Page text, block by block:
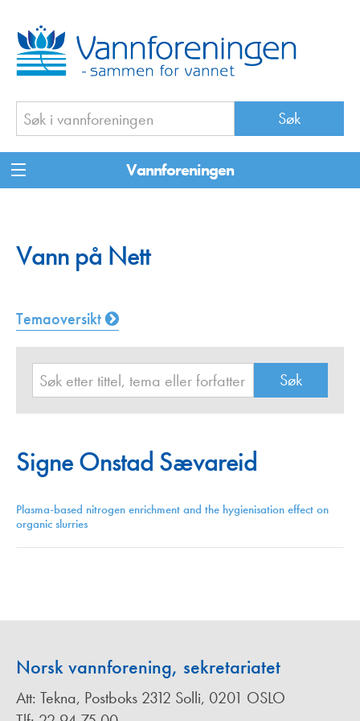
Vannforeningen
Vann på Nett
Temaoversikt
Signe Onstad Sævareid
Plasma-based nitrogen enrichment and the hygienisation effect on
organic slurries
Norsk vannforening, sekretariatet
Att: Tekna, Postboks 2312 Solli, 0201 OSLO